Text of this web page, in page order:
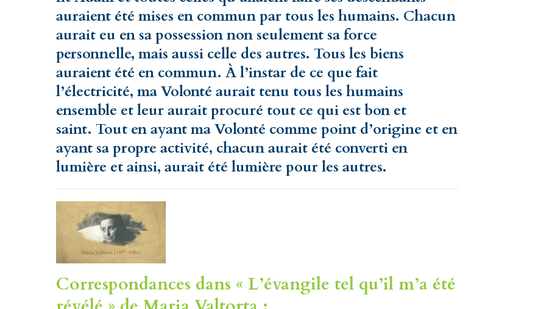
auraient été mises en commun par tous les humains. Chacun
aurait eu en sa possession non seulement sa force
personnelle, mais aussi celle des autres. Tous les biens
auraient été en commun. À l’instar de ce que fait
l’électricité, ma Volonté aurait tenu tous les humains
ensemble et leur aurait procuré tout ce qui est bon et
saint. Tout en ayant ma Volonté comme point d’origine et en
ayant sa propre activité, chacun aurait été converti en
lumière et ainsi, aurait été lumière pour les autres.
Correspondances dans « L’évangile tel qu’il m’a été